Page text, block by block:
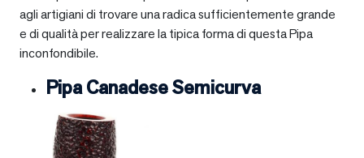
agli artigiani di trovare una radica sufficientemente grande
e di qualità per realizzare la tipica forma di questa Pipa
inconfondibile.
Pipa Canadese Semicurva